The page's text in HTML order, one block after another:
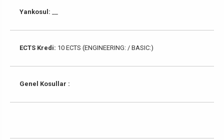
Yankosul:
ECTS Kredi: 10 ECTS (ENGINEERING: / BASIC:)
Genel Kosullar :